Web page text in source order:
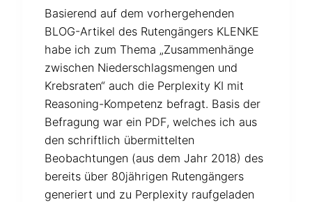
Basierend auf dem vorhergehenden
BLOG-Artikel des Rutengängers KLENKE
habe ich zum Thema „Zusammenhänge
zwischen Niederschlagsmengen und
Krebsraten“ auch die Perplexity KI mit
Reasoning-Kompetenz befragt. Basis der
Befragung war ein PDF, welches ich aus
den schriftlich übermittelten
Beobachtungen (aus dem Jahr 2018) des
bereits über 80jährigen Rutengängers
generiert und zu Perplexity raufgeladen